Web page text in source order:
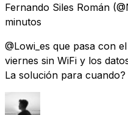
Fernando Siles Román
minutos
@Lowi_es que pasa con
viernes sin WiFi y los
La solución para cuando?